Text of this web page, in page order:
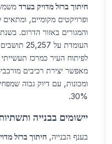
חיתוך ברזל מדויק בערד
ופרויקטים מקומיים,
העומדת על
לפיתוח העיר כמרכז
מאפשר יצירת רכיבים
30%.
יישומים בבנייה
בענף הבנייה, חיתוך ברזל